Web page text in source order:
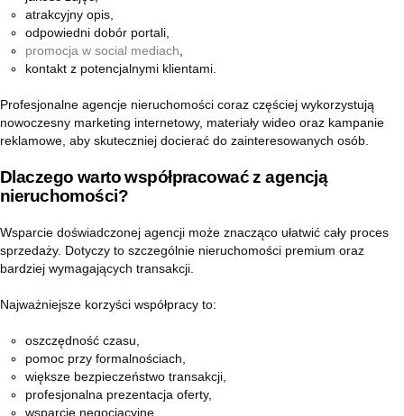
atrakcyjny opis,
odpowiedni dobór portali,
promocja w social mediach
kontakt z potencjalnymi klientami.
Profesjonalne agencje nieruchomości coraz częściej wykorzystują
nowoczesny marketing internetowy, materiały wideo oraz kampanie
reklamowe, aby skuteczniej docierać do zainteresowanych osób.
Dlaczego warto współpracować z agencją
nieruchomości?
Wsparcie doświadczonej agencji może znacząco ułatwić cały proces
sprzedaży. Dotyczy to szczególnie nieruchomości premium oraz
bardziej wymagających transakcji.
Najważniejsze korzyści współpracy to:
oszczędność czasu,
pomoc przy formalnościach,
większe bezpieczeństwo transakcji,
profesjonalna prezentacja oferty,
wsparcie negocjacyjne.